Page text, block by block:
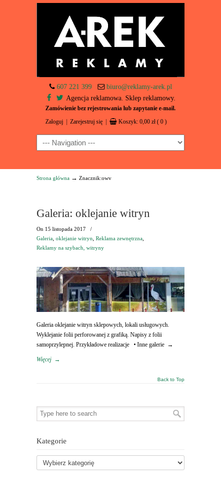
607 221 399
biuro@reklamy-arek.pl
Agencja reklamowa. Sklep reklamowy.
Zamówienie bez rejestrowania lub zapytanie e-mail.
Zaloguj Zarejestruj się Koszyk: 0,00 zł ( 0 )
Navigation
Strona główna → Znacznik:owv
Galeria: oklejanie witryn
On 15 listopada 2017
/
Galeria oklejanie witryn Reklama zewnętrzna
Reklamy na szybach, witryny
Galeria oklejanie witryn sklepowych, lokali usługowych.
Wyklejanie folii perforowanej z grafiką. Napisy z folii
samoprzylepnej. Przykładowe realizacje • Inne galerie →
Więcej →
Back to Top
Kategorie